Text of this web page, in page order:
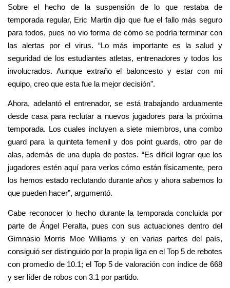
Sobre el hecho de la suspensión de lo que restaba de
temporada regular, Eric Martin dijo que fue el fallo más seguro
para todos, pues no vio forma de cómo se podría terminar con
las alertas por el virus. “Lo más importante es la salud y
seguridad de los estudiantes atletas, entrenadores y todos los
involucrados. Aunque extraño el baloncesto y estar con mi
equipo, creo que esta fue la mejor decisión”.
Ahora, adelantó el entrenador, se está trabajando arduamente
desde casa para reclutar a nuevos jugadores para la próxima
temporada. Los cuales incluyen a siete miembros, una combo
guard para la quinteta femenil y dos point guards, otro par de
alas, además de una dupla de postes. “Es difícil lograr que los
jugadores estén aquí para verlos cómo están físicamente, pero
los hemos estado reclutando durante años y ahora sabemos lo
que pueden hacer”, argumentó.
Cabe reconocer lo hecho durante la temporada concluida por
parte de Ángel Peralta, pues con sus actuaciones dentro del
Gimnasio Morris Moe Williams y en varias partes del país,
consiguió ser distinguido por la propia liga en el Top 5 de rebotes
con promedio de 10.1; el Top 5 de valoración con índice de 668
y ser líder de robos con 3.1 por partido.